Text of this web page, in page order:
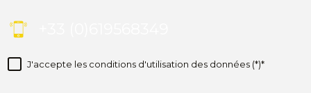
J'accepte les conditions d'utilisation des données (*)*